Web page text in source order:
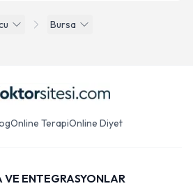
Bursa
Online TerapiOnline Diyet
VE ENTEGRASYONLAR